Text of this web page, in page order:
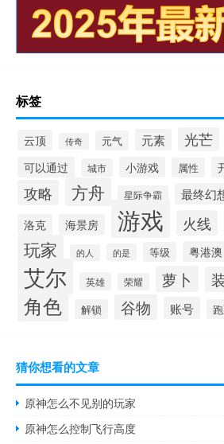
标签
云顶 传奇 元气 元素 光芒
可以通过 城市 小游戏 属性
攻略 方舟 星际争霸 最终幻
洛克 海景房 游戏 火线
玩家 的人 的是 等级 粤港澳
艾尔 英雄 荣耀 萝卜
角色 解锁 谷物 账号
猜你想看的文章
原神怎么不见别的玩家
原神怎么控制飞行高度